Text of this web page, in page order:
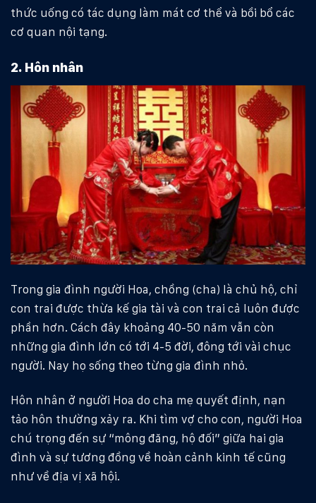
thức uống có tác dụng làm mát cơ thể và bồi bổ các
cơ quan nội tạng.
2. Hôn nhân
Trong gia đình người Hoa, chồng (cha) là chủ hộ, chỉ
con trai được thừa kế gia tài và con trai cả luôn được
phần hơn. Cách đây khoảng 40-50 năm vẫn còn
những gia đình lớn có tới 4-5 đời, đông tới vài chục
người. Nay họ sống theo từng gia đình nhỏ.
Hôn nhân ở người Hoa do cha mẹ quyết định, nạn
tảo hôn thường xảy ra. Khi tìm vợ cho con, người Hoa
chú trọng đến sự “mông đăng, hộ đối” giữa hai gia
đình và sự tương đồng về hoàn cảnh kinh tế cũng
như về địa vị xã hội.